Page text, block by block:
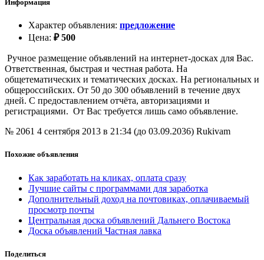
Информация
Характер объявления: предложение
Цена: ₽500
Ручное размещение объявлений на интернет-досках для Вас.
Ответственная, быстрая и честная работа. На
общетематических и тематических досках. На региональных и
общероссийских. От 50 до 300 объявлений в течение двух
дней. С предоставлением отчёта, авторизациями и
регистрациями. От Вас требуется лишь само объявление.
№ 2061 4 сентября 2013 в 21:34 (до 03.09.2036) Rukivam
Похожие объявления
Как заработать на кликах, оплата сразу
Лучшие сайты с программами для заработка
Дополнительный доход на почтовиках, оплачиваемый
просмотр почты
Центральная доска объявлений Дальнего Востока
Доска объявлений Частная лавка
Поделиться